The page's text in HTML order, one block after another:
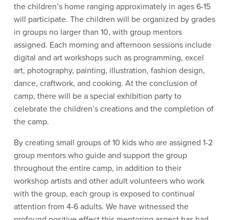
the children’s home ranging approximately in ages 6-15
will participate. The children will be organized by grades
in groups no larger than 10, with group mentors
assigned. Each morning and afternoon sessions include
digital and art workshops such as programming, excel
art, photography, painting, illustration, fashion design,
dance, craftwork, and cooking. At the conclusion of
camp, there will be a special exhibition party to
celebrate the children’s creations and the completion of
the camp.
By creating small groups of 10 kids who are assigned 1-2
group mentors who guide and support the group
throughout the entire camp, in addition to their
workshop artists and other adult volunteers who work
with the group, each group is exposed to continual
attention from 4-6 adults. We have witnessed the